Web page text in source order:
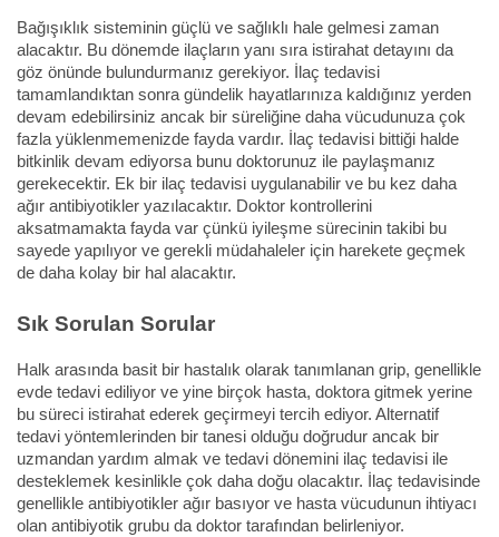
Bağışıklık sisteminin güçlü ve sağlıklı hale gelmesi zaman
alacaktır. Bu dönemde ilaçların yanı sıra istirahat detayını da
göz önünde bulundurmanız gerekiyor. İlaç tedavisi
tamamlandıktan sonra gündelik hayatlarınıza kaldığınız yerden
devam edebilirsiniz ancak bir süreliğine daha vücudunuza çok
fazla yüklenmemenizde fayda vardır. İlaç tedavisi bittiği halde
bitkinlik devam ediyorsa bunu doktorunuz ile paylaşmanız
gerekecektir. Ek bir ilaç tedavisi uygulanabilir ve bu kez daha
ağır antibiyotikler yazılacaktır. Doktor kontrollerini
aksatmamakta fayda var çünkü iyileşme sürecinin takibi bu
sayede yapılıyor ve gerekli müdahaleler için harekete geçmek
de daha kolay bir hal alacaktır.
Sık Sorulan Sorular
Halk arasında basit bir hastalık olarak tanımlanan grip, genellikle
evde tedavi ediliyor ve yine birçok hasta, doktora gitmek yerine
bu süreci istirahat ederek geçirmeyi tercih ediyor. Alternatif
tedavi yöntemlerinden bir tanesi olduğu doğrudur ancak bir
uzmandan yardım almak ve tedavi dönemini ilaç tedavisi ile
desteklemek kesinlikle çok daha doğu olacaktır. İlaç tedavisinde
genellikle antibiyotikler ağır basıyor ve hasta vücudunun ihtiyacı
olan antibiyotik grubu da doktor tarafından belirleniyor.